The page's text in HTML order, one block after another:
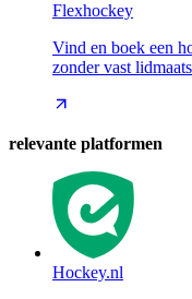
Flexhockey
Vind en boek een
zonder vast
relevante platformen
Hockey.nl